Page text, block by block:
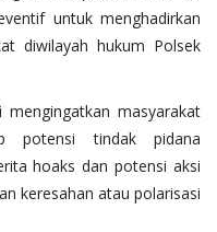
untuk menghadirkan
diwilayah hukum Polsek
masyarakat
potensi tindak pidana
hoaks dan potensi aksi
keresahan atau polarisasi